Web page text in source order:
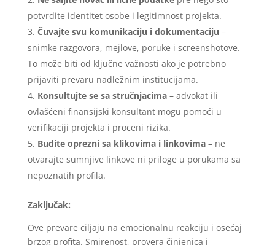
potvrdite identitet osobe i legitimnost projekta.
Čuvajte svu komunikaciju i dokumentaciju –
snimke razgovora, mejlove, poruke i screenshotove.
To može biti od ključne važnosti ako je potrebno
prijaviti prevaru nadležnim institucijama.
Konsultujte se sa stručnjacima– advokat ili
ovlašćeni finansijski konsultant mogu pomoći u
verifikaciji projekta i proceni rizika.
Budite oprezni sa klikovima i linkovima– ne
otvarajte sumnjive linkove ni priloge u porukama sa
nepoznatih profila.
Zaključak:
Ove prevare ciljaju na emocionalnu reakciju i osećaj
brzog profita. Smirenost, provera činjenica i